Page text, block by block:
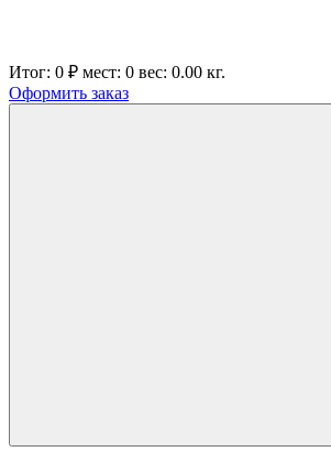
Итог: 0 ₽ мест: 0 вес: 0.00 кг.
Оформить заказ